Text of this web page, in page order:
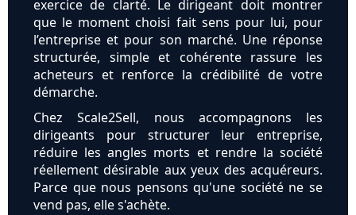
exercice de clarté. Le dirigeant doit montrer
que le moment choisi fait sens pour lui, pour
l’entreprise et pour son marché. Une réponse
structurée, simple et cohérente rassure les
acheteurs et renforce la crédibilité de votre
démarche.
Chez Scale2Sell, nous accompagnons les
dirigeants pour structurer leur entreprise,
réduire les angles morts et rendre la société
réellement désirable aux yeux des acquéreurs.
Parce que nous pensons qu'une société ne se
vend pas, elle s'achète.